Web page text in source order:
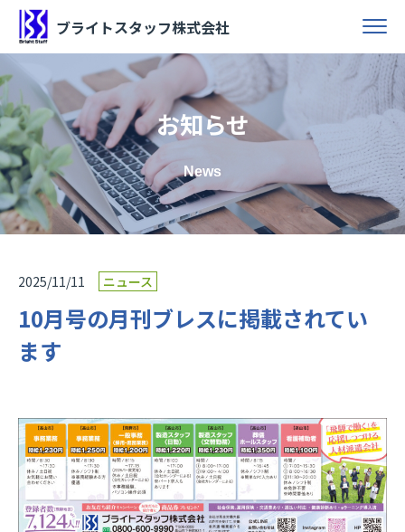
ブライトスタッフ株式会社
お知らせ
News
2025/11/11 ニュース
10月号の月刊ブレスに掲載されてい
ます